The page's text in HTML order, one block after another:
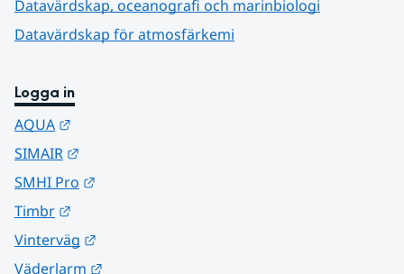
Datavärdskap, oceanografi och marinbiologi
Datavärdskap för atmosfärkemi
Logga in
AQUA
SIMAIR
SMHI Pro
Timbr
Vinterväg
Väderlarm